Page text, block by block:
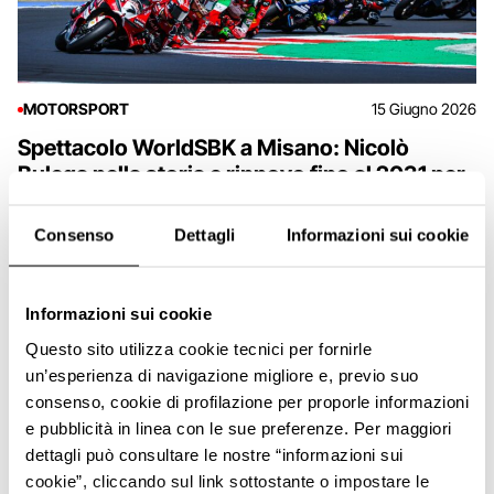
Consenso Dettagli Informazioni sui cookie
Informazioni sui cookie
Questo sito utilizza cookie tecnici per fornirle
un’esperienza di navigazione migliore e, previo suo
consenso, cookie di profilazione per proporle informazioni
e pubblicità in linea con le sue preferenze. Per maggiori
dettagli può consultare le nostre “informazioni sui
cookie”, cliccando sul link sottostante o impostare le
MOTORSPORT 15 Giugno 2026
Spettacolo WorldSBK a Misano: Nicolò
Bulega nella storia e rinnovo fino al 2031 per